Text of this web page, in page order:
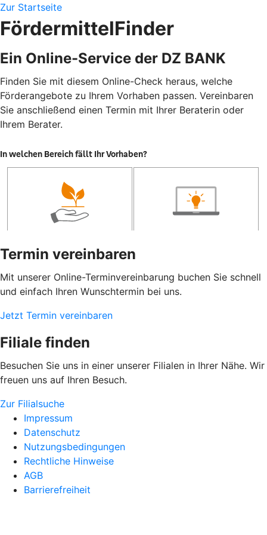
Zur Startseite
FördermittelFinder
Ein Online-Service der DZ BANK
Finden Sie mit diesem Online-Check heraus, welche
Förderangebote zu Ihrem Vorhaben passen. Vereinbaren
Sie anschließend einen Termin mit Ihrer Beraterin oder
Ihrem Berater.
Termin vereinbaren
Mit unserer Online-Terminvereinbarung buchen Sie schnell
und einfach Ihren Wunschtermin bei uns.
Jetzt Termin vereinbaren
Filiale finden
Besuchen Sie uns in einer unserer Filialen in Ihrer Nähe. Wir
freuen uns auf Ihren Besuch.
Zur Filialsuche
Impressum
Datenschutz
Nutzungsbedingungen
Rechtliche Hinweise
AGB
Barrierefreiheit